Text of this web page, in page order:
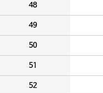
48
49
50
51
52